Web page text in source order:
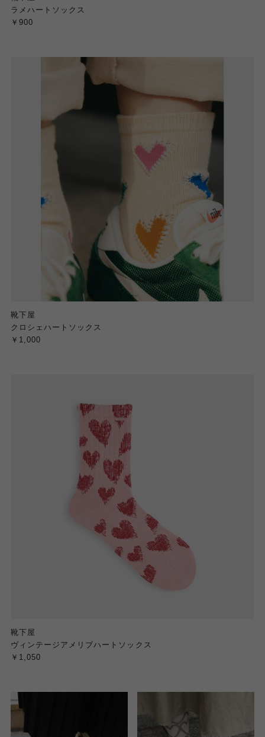
ラメハートソックス
￥900
靴下屋
クロシェハートソックス
￥1,000
靴下屋
ヴィンテージアメリブハートソックス
￥1,050